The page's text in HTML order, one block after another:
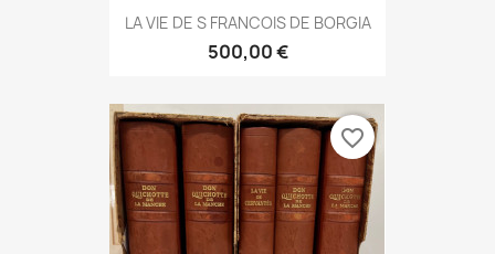
LA VIE DE S FRANCOIS DE BORGIA
500,00 €
favorite_border